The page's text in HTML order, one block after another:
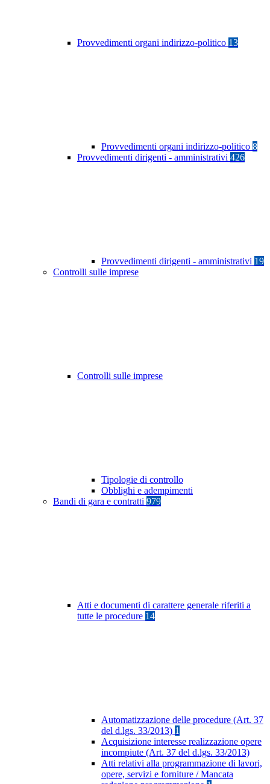
Provvedimenti organi indirizzo-politico 13
Provvedimenti organi indirizzo-politico 8
Provvedimenti dirigenti - amministrativi 426
Provvedimenti dirigenti - amministrativi 19
Controlli sulle imprese
Controlli sulle imprese
Tipologie di controllo
Obblighi e adempimenti
Bandi di gara e contratti 979
Atti e documenti di carattere generale riferiti a
tutte le procedure 14
Automatizzazione delle procedure (Art. 37
del d.lgs. 33/2013) 1
Acquisizione interesse realizzazione opere
incompiute (Art. 37 del d.lgs. 33/2013)
Atti relativi alla programmazione di lavori,
opere, servizi e forniture / Mancata